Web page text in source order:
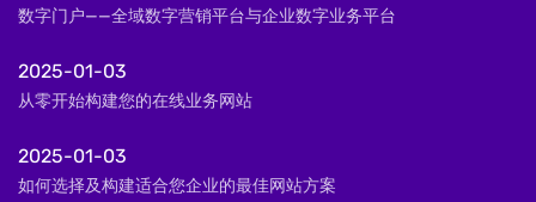
数字门户——全域数字营销平台与企业数字业务平台
2025-01-03
从零开始构建您的在线业务网站
2025-01-03
如何选择及构建适合您企业的最佳网站方案